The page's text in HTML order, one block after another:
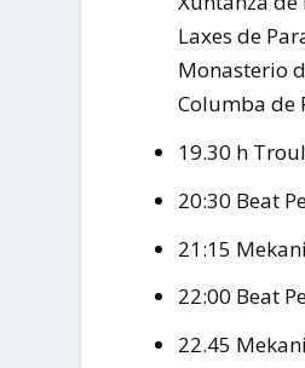
Laxes de
Monasterio
Columba de
19.30 h
20:30 Beat
21:15
22:00 Beat
22.45